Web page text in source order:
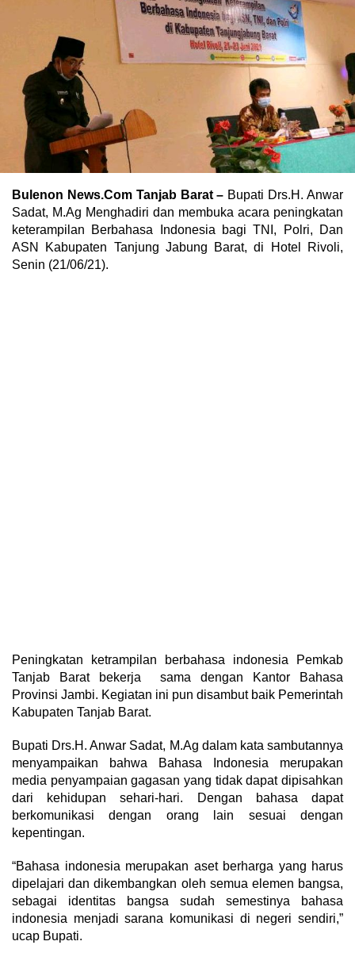
Bulenon News.Com Tanjab Barat – Bupati Drs.H. Anwar
Sadat, M.Ag Menghadiri dan membuka acara peningkatan
keterampilan Berbahasa Indonesia bagi TNI, Polri, Dan
ASN Kabupaten Tanjung Jabung Barat, di Hotel Rivoli,
Senin (21/06/21).
Peningkatan ketrampilan berbahasa indonesia Pemkab
Tanjab Barat bekerja sama dengan Kantor Bahasa
Provinsi Jambi. Kegiatan ini pun disambut baik Pemerintah
Kabupaten Tanjab Barat.
Bupati Drs.H. Anwar Sadat, M.Ag dalam kata sambutannya
menyampaikan bahwa Bahasa Indonesia merupakan
media penyampaian gagasan yang tidak dapat dipisahkan
dari kehidupan sehari-hari. Dengan bahasa dapat
berkomunikasi dengan orang lain sesuai dengan
kepentingan.
“Bahasa indonesia merupakan aset berharga yang harus
dipelajari dan dikembangkan oleh semua elemen bangsa,
sebagai identitas bangsa sudah semestinya bahasa
indonesia menjadi sarana komunikasi di negeri sendiri,”
ucap Bupati.